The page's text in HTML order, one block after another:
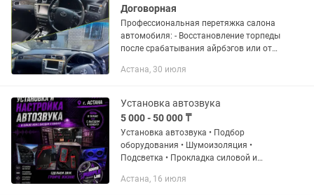
Договорная
Профессиональная перетяжка салона
автомобиля: - Восстановление торпеды
после срабатывания айрбэгов или от
потолка; - Замена ковролина на полу; -
Астана, 30 июля
Установка автозвука
5 000 - 50 000 ₸
Установка автозвука • Подбор
оборудования • Шумоизоляция •
Подсветка • Прокладка силовой и
гараже и на выезде. 📍ГСК «Западный»,
Астана, 16 июля